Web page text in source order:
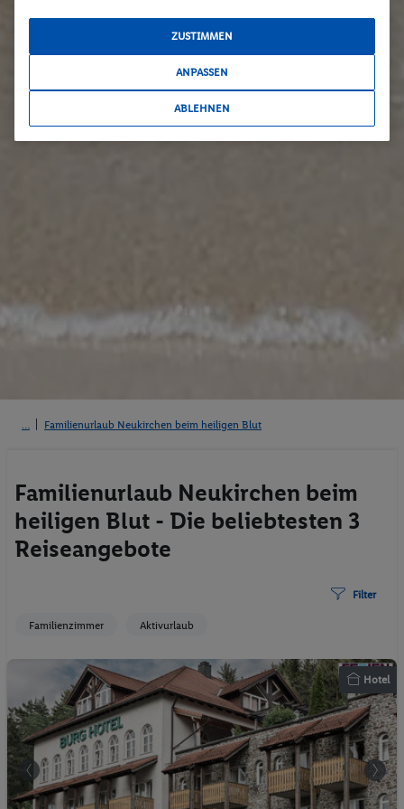
Familienurlaub Neukirchen beim heiligen Blut
Familienurlaub Neukirchen beim
heiligen Blut - Die beliebtesten 3
Reiseangebote
Filter
Familienzimmer Aktivurlaub
Hotel
ZUSTIMMEN
ANPASSEN
ABLEHNEN